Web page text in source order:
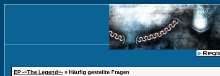
EP -=The Legend=-» Häufig gestellte Fragen